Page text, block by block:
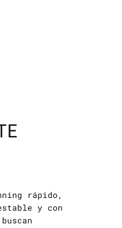
rápido,
y con